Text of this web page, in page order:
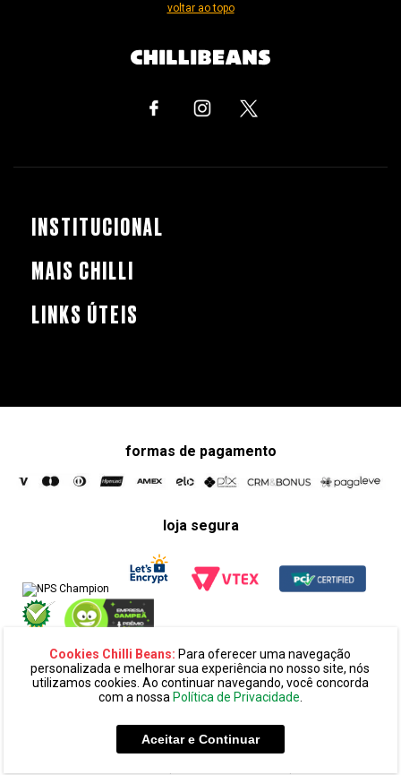
Cookies Chilli Beans: Para oferecer uma navegação
personalizada e melhorar sua experiência no nosso site, nós
utilizamos cookies. Ao continuar navegando, você concorda
com a nossa Política de Privacidade.
Aceitar e Continuar
voltar ao topo
INSTITUCIONAL
MAIS CHILLI
LINKS ÚTEIS
formas de pagamento
loja segura
ltda. cnpj: 14.439.371/0002-60
alameda amazonas, 594, terreo mezanino, alphaville